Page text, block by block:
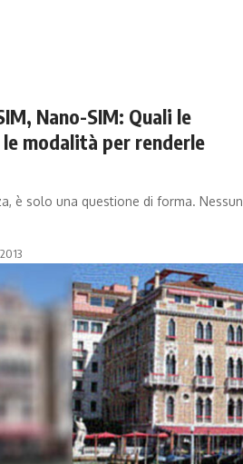
Nano-SIM: Quali le
modalità per renderle
è solo una questione di forma. Nessun